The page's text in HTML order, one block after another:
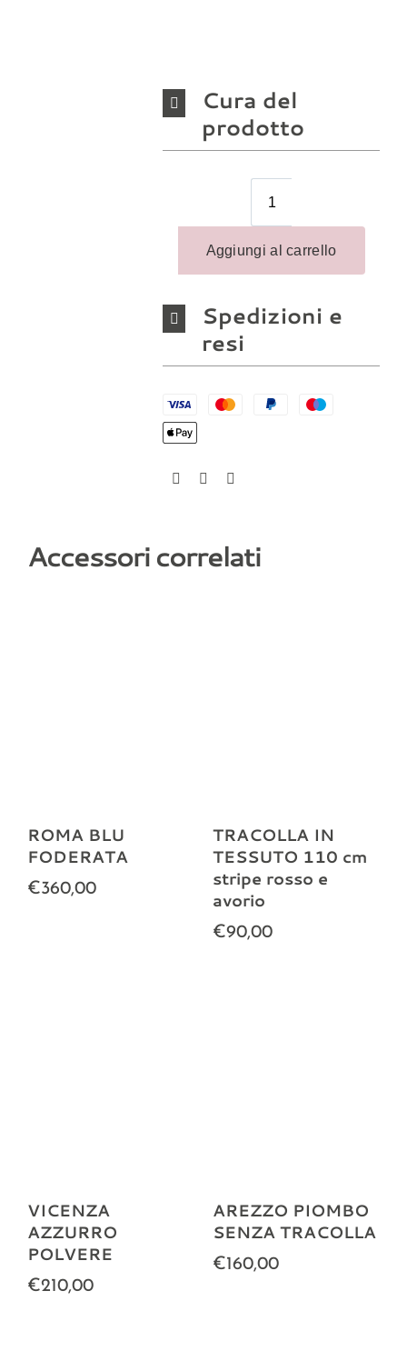
Cura del
prodotto
Spedizioni e
resi
Accessori correlati
ROMA BLU
FODERATA
€360,00
TRACOLLA IN
TESSUTO 110 cm
stripe rosso e
avorio
€90,00
VICENZA
AZZURRO
POLVERE
€210,00
AREZZO PIOMBO
SENZA TRACOLLA
€160,00